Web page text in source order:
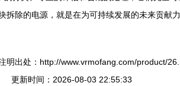
除的电源，就是在为可持续发展的未来贡献力
明出处：http://www.vrmofang.com/product/
更新时间：2026-08-03 22:55:33